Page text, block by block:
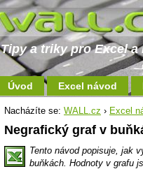
Tipy a triky pro Excel a
Úvod Excel návod
Nacházíte se: WALL.cz › Excel
Negrafický graf v
Tento návod popisuje, jak
buňkách. Hodnoty v grafu